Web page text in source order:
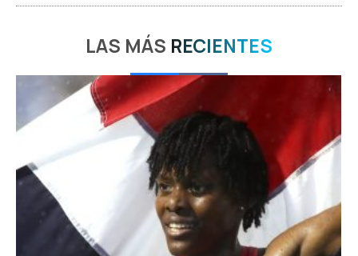
LAS MÁS RECIENTES